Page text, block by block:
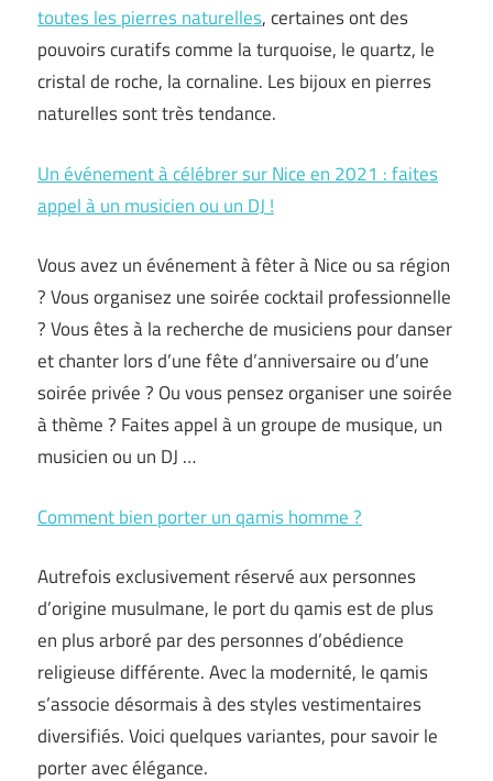
toutes les pierres naturelles, certaines ont des
pouvoirs curatifs comme la turquoise, le quartz, le
cristal de roche, la cornaline. Les bijoux en pierres
naturelles sont très tendance.
Un événement à célébrer sur Nice en 2021 : faites
appel à un musicien ou un DJ !
Vous avez un événement à fêter à Nice ou sa région
? Vous organisez une soirée cocktail professionnelle
? Vous êtes à la recherche de musiciens pour danser
et chanter lors d’une fête d’anniversaire ou d’une
soirée privée ? Ou vous pensez organiser une soirée
à thème ? Faites appel à un groupe de musique, un
musicien ou un DJ …
Comment bien porter un qamis homme ?
Autrefois exclusivement réservé aux personnes
d’origine musulmane, le port du qamis est de plus
en plus arboré par des personnes d’obédience
religieuse différente. Avec la modernité, le qamis
s’associe désormais à des styles vestimentaires
diversifiés. Voici quelques variantes, pour savoir le
porter avec élégance.